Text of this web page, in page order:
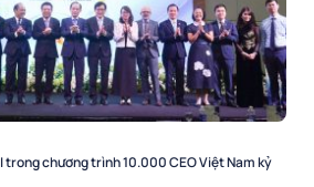
trong chương trình 10.000 CEO Việt Nam kỷ